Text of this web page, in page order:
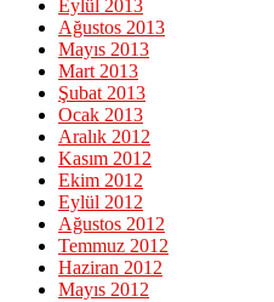
Eylül 2013
Ağustos 2013
Mayıs 2013
Mart 2013
Şubat 2013
Ocak 2013
Aralık 2012
Kasım 2012
Ekim 2012
Eylül 2012
Ağustos 2012
Temmuz 2012
Haziran 2012
Mayıs 2012